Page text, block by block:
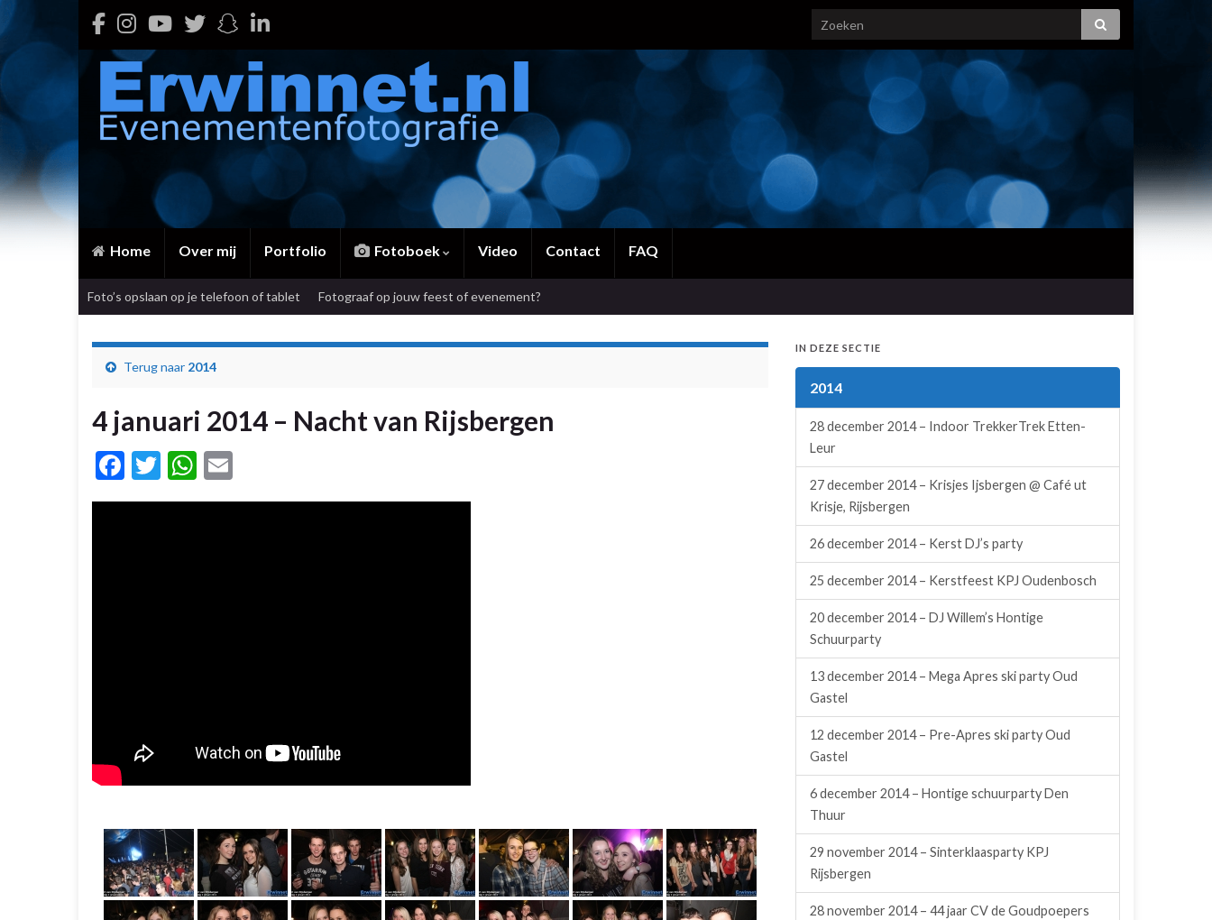
Home Over mij Portfolio Fotoboek Video Contact FAQ
Foto’s opslaan op je telefoon of tablet Fotograaf op jouw feest of evenement?
Terug naar 2014
4 januari 2014 – Nacht van Rijsbergen
Facebook
TwitterWhatsApp
IN DEZE SECTIE
2014
28 december 2014 – Indoor TrekkerTrek Etten-
Leur
27 december 2014 – Krisjes Ijsbergen @ Café ut
Krisje, Rijsbergen
26 december 2014 – Kerst DJ’s party
25 december 2014 – Kerstfeest KPJ Oudenbosch
20 december 2014 – DJ Willem’s Hontige
Schuurparty
13 december 2014 – Mega Apres ski party Oud
Gastel
12 december 2014 – Pre-Apres ski party Oud
Gastel
6 december 2014 – Hontige schuurparty Den
Thuur
29 november 2014 – Sinterklaasparty KPJ
Rijsbergen
28 november 2014 – 44 jaar CV de Goudpoepers